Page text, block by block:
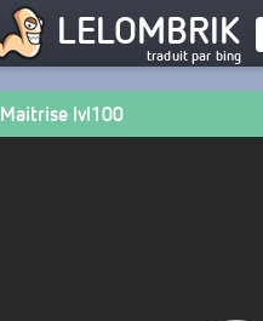
LELOMBRIK
traduit par bing
Maitrise lvl100